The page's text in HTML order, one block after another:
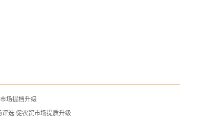
场提档升级
选 促农贸市场提质升级